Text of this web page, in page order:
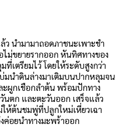
นำมามาถอดภาชนะเพาะชำ
ม่ขยายรากออก หันทิศทางของ
ที่เตรียมไว้ โดยให้ระดับสูงกว่า
มนำดินล่างมาเติมบนปากหลุมจน
ผูกเชือกลำต้น พร้อมปักทาง
นตก และตะวันออก เสร็จแล้ว
ห้ต้นชมพู่ที่ปลูกใหม่เหี่ยวเฉา
ค่อยนำทางมะพร้าออก